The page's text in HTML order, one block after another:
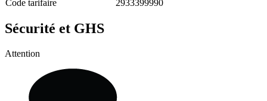
Code tarifaire
2933399990
Sécurité et GHS
Attention